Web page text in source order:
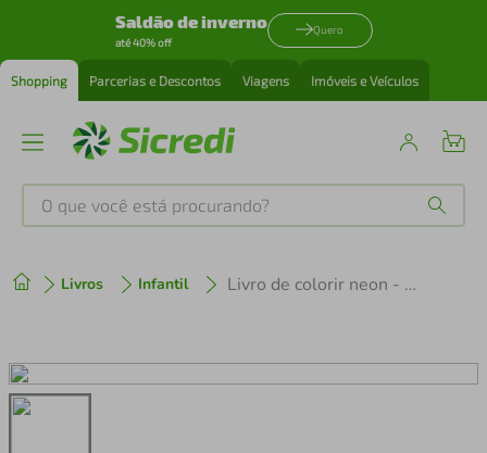
Saldão de inverno
até 40% off
Quero
Shopping Parcerias e Descontos Viagens Imóveis e Veículos
O que você está procurando?
Livros Infantil Livro de colorir neon - Dinossauros
2º cafeteira